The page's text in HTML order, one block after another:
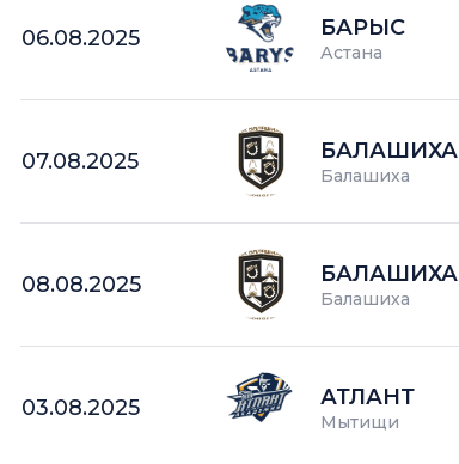
06.08.2025 БАРЫС
Астана
07.08.2025 БАЛАШИХА
Балашиха
08.08.2025 БАЛАШИХА
Балашиха
03.08.2025 АТЛАНТ
Мытищи